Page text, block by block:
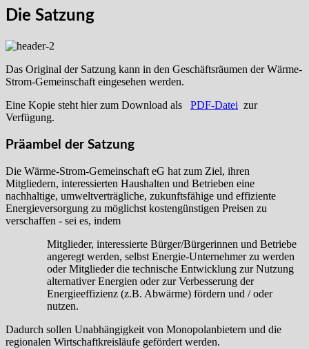
Die Satzung
Das Original der Satzung kann in den Geschäftsräumen der Wärme-
Strom-Gemeinschaft eingesehen werden.
Eine Kopie steht hier zum Download als PDF-Datei zur
Verfügung.
Präambel der Satzung
Die Wärme-Strom-Gemeinschaft eG hat zum Ziel, ihren
Mitgliedern, interessierten Haushalten und Betrieben eine
nachhaltige, umweltverträgliche, zukunftsfähige und effiziente
Energieversorgung zu möglichst kostengünstigen Preisen zu
verschaffen - sei es, indem
Mitglieder, interessierte Bürger/Bürgerinnen und Betriebe
angeregt werden, selbst Energie-Unternehmer zu werden
oder Mitglieder die technische Entwicklung zur Nutzung
alternativer Energien oder zur Verbesserung der
Energieeffizienz (z.B. Abwärme) fördern und / oder
nutzen.
Dadurch sollen Unabhängigkeit von Monopolanbietern und die
regionalen Wirtschaftkreisläufe gefördert werden.